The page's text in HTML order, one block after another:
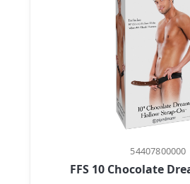
54407800000
FFS 10 Chocolate